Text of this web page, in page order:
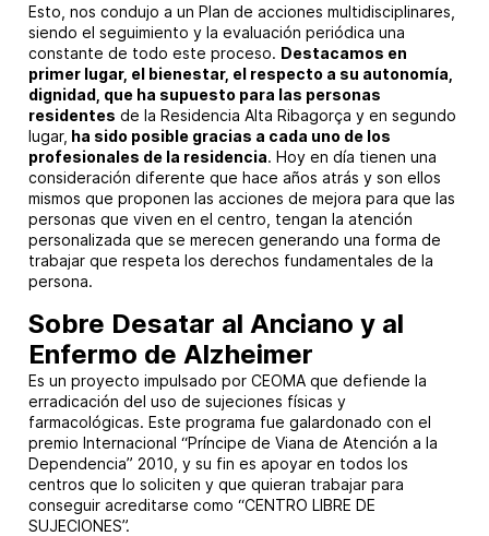
Esto, nos condujo a un Plan de acciones multidisciplinares,
siendo el seguimiento y la evaluación periódica una
constante de todo este proceso. Destacamos en
primer lugar, el bienestar, el respecto a su autonomía,
dignidad, que ha supuesto para las personas
residentes de la Residencia Alta Ribagorça y en segundo
lugar, ha sido posible gracias a cada uno de los
profesionales de la residencia. Hoy en día tienen una
consideración diferente que hace años atrás y son ellos
mismos que proponen las acciones de mejora para que las
personas que viven en el centro, tengan la atención
personalizada que se merecen generando una forma de
trabajar que respeta los derechos fundamentales de la
persona.
Sobre Desatar al Anciano y al
Enfermo de Alzheimer
Es un proyecto impulsado por CEOMA que defiende la
erradicación del uso de sujeciones físicas y
farmacológicas. Este programa fue galardonado con el
premio Internacional “Príncipe de Viana de Atención a la
Dependencia” 2010, y su fin es apoyar en todos los
centros que lo soliciten y que quieran trabajar para
conseguir acreditarse como “CENTRO LIBRE DE
SUJECIONES”.